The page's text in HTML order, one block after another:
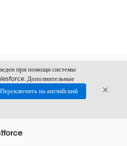
при помощи системы
Дополнительные
Переключить на английский